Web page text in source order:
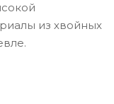
из хвойных